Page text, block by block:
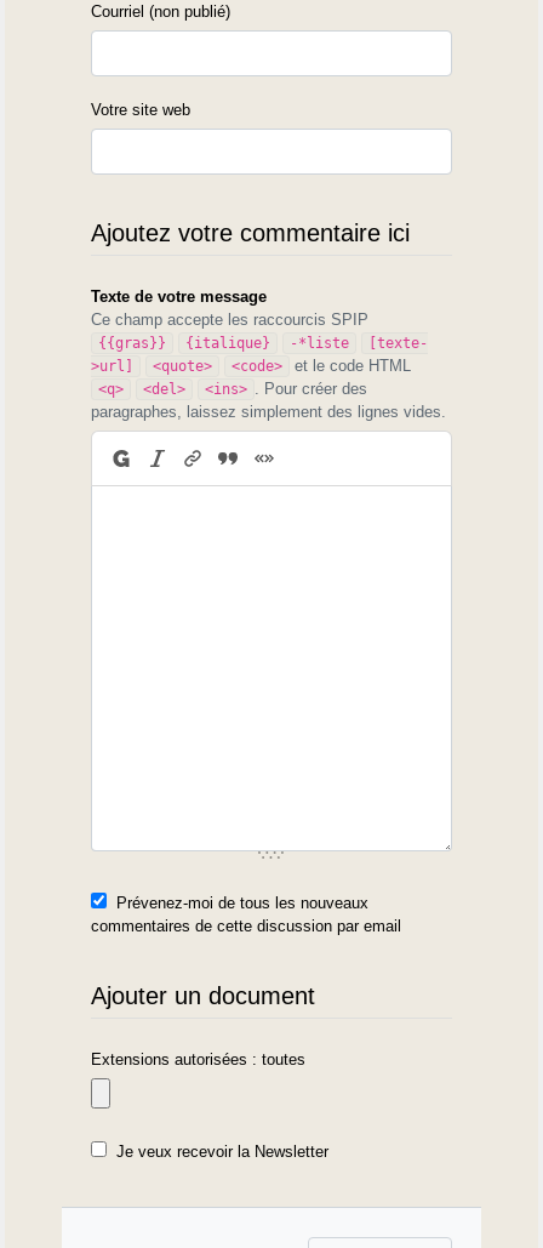
Courriel (non publié)
Votre site web
Ajoutez votre commentaire ici
Texte de votre message
Ce champ accepte les raccourcis SPIP
{{gras}} {italique} -*liste
[texte-
>url]
<quote> <code> et le code HTML
<q> <del> <ins>
. Pour créer des
paragraphes, laissez simplement des lignes vides.
Prévenez-moi de tous les nouveaux
commentaires de cette discussion par email
Ajouter un document
Extensions autorisées : toutes
Je veux recevoir la Newsletter